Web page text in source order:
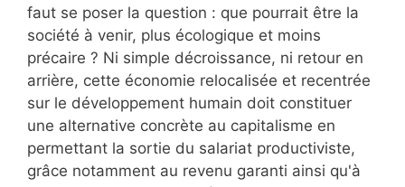
faut se poser la question : que pourrait être la
société à venir, plus écologique et moins
précaire ? Ni simple décroissance, ni retour en
arrière, cette économie relocalisée et recentrée
sur le développement humain doit constituer
une alternative concrète au capitalisme en
permettant la sortie du salariat productiviste,
grâce notamment au revenu garanti ainsi qu'à